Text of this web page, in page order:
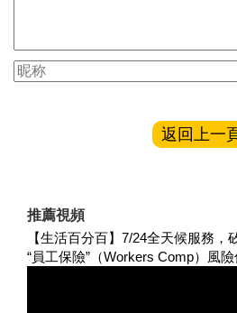
返回上一
推薦視頻
【生活百分百】7/24全天候服務，
“員工保險”（Workers Comp）風險